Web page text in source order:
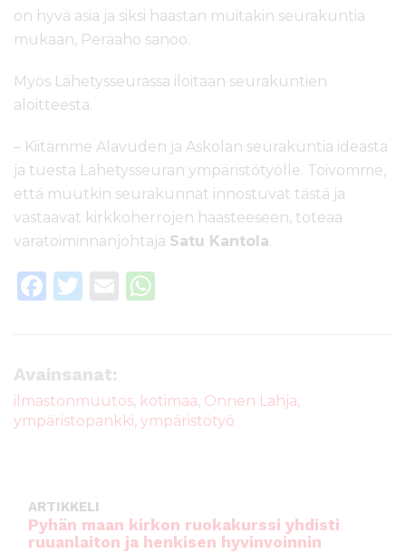
on hyvä asia ja siksi haastan muitakin seurakuntia
mukaan, Peräaho sanoo.
Myös Lähetysseurassa iloitaan seurakuntien
aloitteesta.
– Kiitämme Alavuden ja Askolan seurakuntia ideasta
ja tuesta Lähetysseuran ympäristötyölle. Toivomme,
että muutkin seurakunnat innostuvat tästä ja
vastaavat kirkkoherrojen haasteeseen, toteaa
varatoiminnanjohtaja Satu Kantola.
F
e
b
o
T
te
r
E
A
p
Avainsanat:
ilmastonmuutos, kotimaa, Onnen Lahja,
ympäristopankki, ympäristötyö
ARTIKKELI
Pyhän maan kirkon ruokakurssi yhdisti
ruuanlaiton ja henkisen hyvinvoinnin